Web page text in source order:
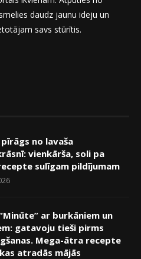
daudz jaunu ideju un
savs stūrītis.
no lavaša
vienkārša, soli pa
sulīgam pildījumam
ar burkāniem un
gatavoju tieši pirms
Mega-ātra recepte
atradās mājās